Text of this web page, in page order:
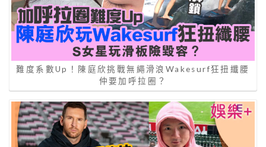
難度系數Up！陳庭欣挑戰無繩滑浪Wakesurf狂扭纖腰
仲要加呼拉圈？